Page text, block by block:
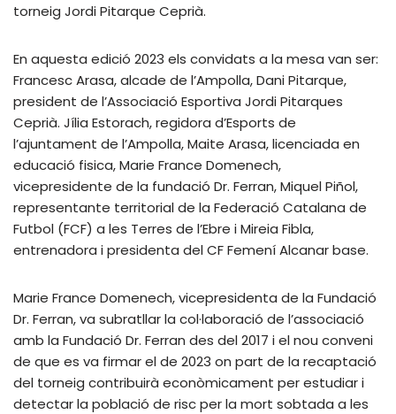
torneig Jordi Pitarque Ceprià.
En aquesta edició 2023 els convidats a la mesa van ser:
Francesc Arasa, alcade de l’Ampolla, Dani Pitarque,
president de l’Associació Esportiva Jordi Pitarques
Ceprià. Jília Estorach, regidora d’Esports de
l’ajuntament de l’Ampolla, Maite Arasa, licenciada en
educació fisica, Marie France Domenech,
vicepresidente de la fundació Dr. Ferran, Miquel Piñol,
representante territorial de la Federació Catalana de
Futbol (FCF) a les Terres de l’Ebre i Mireia Fibla,
entrenadora i presidenta del CF Femení Alcanar base.
Marie France Domenech, vicepresidenta de la Fundació
Dr. Ferran, va subratllar la col·laboració de l’associació
amb la Fundació Dr. Ferran des del 2017 i el nou conveni
de que es va firmar el de 2023 on part de la recaptació
del torneig contribuirà econòmicament per estudiar i
detectar la població de risc per la mort sobtada a les